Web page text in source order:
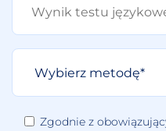
Zgodnie z